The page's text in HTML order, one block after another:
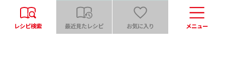
レシピ検索 最近見たレシピ お気に入り メニュー